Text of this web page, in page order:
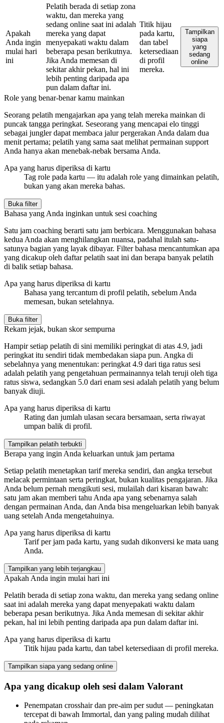
Apakah
Anda ingin
mulai hari
ini
Pelatih berada di setiap zona
waktu, dan mereka yang
sedang online saat ini adalah
mereka yang dapat
menyepakati waktu dalam
beberapa pesan berikutnya.
Jika Anda memesan di
sekitar akhir pekan, hal ini
lebih penting daripada apa
pun dalam daftar ini.
Titik hijau
pada kartu,
dan tabel
ketersediaan
di profil
mereka.
Tampilkan
siapa
yang
sedang
online
Role yang benar-benar kamu mainkan
Seorang pelatih mengajarkan apa yang telah mereka mainkan di
puncak tangga peringkat. Seseorang yang mencapai elo tinggi
sebagai jungler dapat membaca jalur pergerakan Anda dalam dua
menit pertama; pelatih yang sama saat melihat permainan support
Anda hanya akan menebak-nebak bersama Anda.
Apa yang harus diperiksa di kartu
Tag role pada kartu — itu adalah role yang dimainkan pelatih,
bukan yang akan mereka bahas.
Buka filter
Bahasa yang Anda inginkan untuk sesi coaching
Satu jam coaching berarti satu jam berbicara. Menggunakan bahasa
kedua Anda akan menghilangkan nuansa, padahal itulah satu-
satunya bagian yang layak dibayar. Filter bahasa mencantumkan apa
yang dicakup oleh daftar pelatih saat ini dan berapa banyak pelatih
di balik setiap bahasa.
Apa yang harus diperiksa di kartu
Bahasa yang tercantum di profil pelatih, sebelum Anda
memesan, bukan setelahnya.
Buka filter
Rekam jejak, bukan skor sempurna
Hampir setiap pelatih di sini memiliki peringkat di atas 4.9, jadi
peringkat itu sendiri tidak membedakan siapa pun. Angka di
sebelahnya yang menentukan: peringkat 4.9 dari tiga ratus sesi
adalah pelatih yang pengetahuan permainannya telah teruji oleh tiga
ratus siswa, sedangkan 5.0 dari enam sesi adalah pelatih yang belum
banyak diuji.
Apa yang harus diperiksa di kartu
Rating dan jumlah ulasan secara bersamaan, serta riwayat
umpan balik di profil.
Tampilkan pelatih terbukti
Berapa yang ingin Anda keluarkan untuk jam pertama
Setiap pelatih menetapkan tarif mereka sendiri, dan angka tersebut
melacak permintaan serta peringkat, bukan kualitas pengajaran. Jika
Anda belum pernah mengikuti sesi, mulailah dari kisaran bawah:
satu jam akan memberi tahu Anda apa yang sebenarnya salah
dengan permainan Anda, dan Anda bisa mengeluarkan lebih banyak
uang setelah Anda mengetahuinya.
Apa yang harus diperiksa di kartu
Tarif per jam pada kartu, yang sudah dikonversi ke mata uang
Anda.
Tampilkan yang lebih terjangkau
Apakah Anda ingin mulai hari ini
Pelatih berada di setiap zona waktu, dan mereka yang sedang online
saat ini adalah mereka yang dapat menyepakati waktu dalam
beberapa pesan berikutnya. Jika Anda memesan di sekitar akhir
pekan, hal ini lebih penting daripada apa pun dalam daftar ini.
Apa yang harus diperiksa di kartu
Titik hijau pada kartu, dan tabel ketersediaan di profil mereka.
Tampilkan siapa yang sedang online
Apa yang dicakup oleh sesi dalam Valorant
Penempatan crosshair dan pre-aim per sudut — peningkatan
tercepat di bawah Immortal, dan yang paling mudah dilihat